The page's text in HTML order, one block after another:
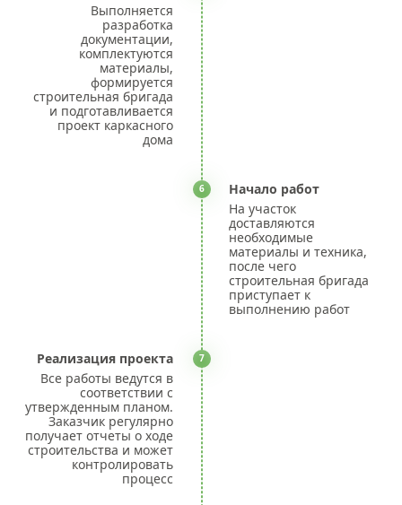
Выполняется
разработка
документации,
комплектуются
материалы,
формируется
строительная бригада
и подготавливается
проект каркасного
дома
6
Начало работ
На участок
доставляются
необходимые
материалы и техника,
после чего
строительная бригада
приступает к
выполнению работ
7
Реализация проекта
Все работы ведутся в
соответствии с
утвержденным планом.
Заказчик регулярно
получает отчеты о ходе
строительства и может
контролировать
процесс